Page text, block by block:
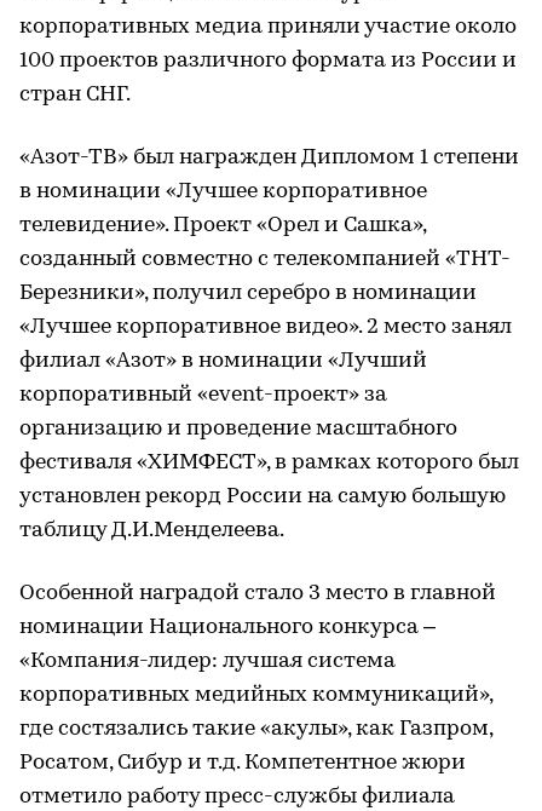
корпоративных медиа приняли участие около
100 проектов различного формата из России и
стран СНГ.
«Азот-ТВ» был награжден Дипломом 1 степени
в номинации «Лучшее корпоративное
телевидение». Проект «Орел и Сашка»,
созданный совместно с телекомпанией «ТНТ-
Березники», получил серебро в номинации
«Лучшее корпоративное видео». 2 место занял
филиал «Азот» в номинации «Лучший
корпоративный «event-проект» за
организацию и проведение масштабного
фестиваля «ХИМФЕСТ», в рамках которого был
установлен рекорд России на самую большую
таблицу Д.И.Менделеева.
Особенной наградой стало 3 место в главной
номинации Национального конкурса –
«Компания-лидер: лучшая система
корпоративных медийных коммуникаций»,
где состязались такие «акулы», как Газпром,
Росатом, Сибур и т.д. Компетентное жюри
отметило работу пресс-службы филиала